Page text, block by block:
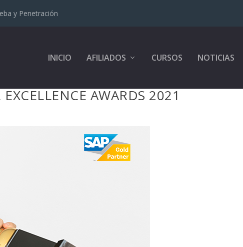
y Penetración
INICIO AFILIADOS CURSOS NOTICIAS
AWARDS 2021